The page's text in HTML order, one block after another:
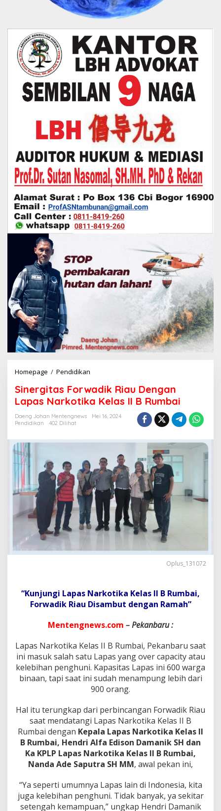
Homepage / Pendidikan
n
e
r
g
a
o
r
w
a
d
i
k
R
a
g
a
a
a
s
N
a
r
k
t
i
a
K
e
l
I
I
B
Sinergitas Forwadik Riau Dengan
Lapas Narkotika Kelas II B Rumbai
Daeng Johan Mentengnews
Mei 16, 2024
Pendidikan
402 Dilihat
Oplus_131072
“Kunjungi Lapas Narkotika Kelas II B Rumbai,
Forwadik Riau Disambut dengan Ramah”
Mentengnews.com – Pekanbaru :
Lapas Narkotika Kelas II B Rumbai, Pekanbaru saat
ini masuk salah satu Lapas yang over capacity atau
kelebihan penghuni. Kapasitas Lapas ini 600 warga
binaan, tapi saat ini sudah menampung lebih dari
900 orang.
Hal itu terungkap dari perbincangan Forwadik Riau
saat mendatangi Lapas Narkotika Kelas II B
Rumbai dengan Kepala Lapas Narkotika Kelas II
B Rumbai, Hendri Alfa Edison Damanik SH dan
Ka KPLP Lapas Narkotika Kelas II B Rumbai,
Nanda Ade Saputra SH MM, awal pekan ini,
“Ya seperti umumnya Lapas lain di Indonesia, kita
juga kelebihan penghuni. Tidak banyak, ya sekitar
setengah kemampuan,” ungkap Hendri Damanik